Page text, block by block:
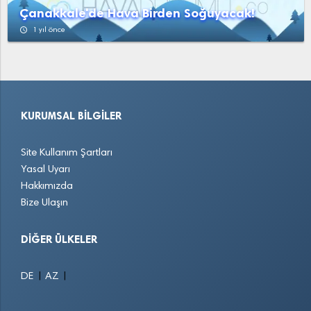
Çanakkale'de Hava Birden Soğuyacak!
access_time 1 yıl önce
KURUMSAL BILGILER
Site Kullanım Şartları
Yasal Uyarı
Hakkımızda
Bize Ulaşın
DIĞER ÜLKELER
DE AZ